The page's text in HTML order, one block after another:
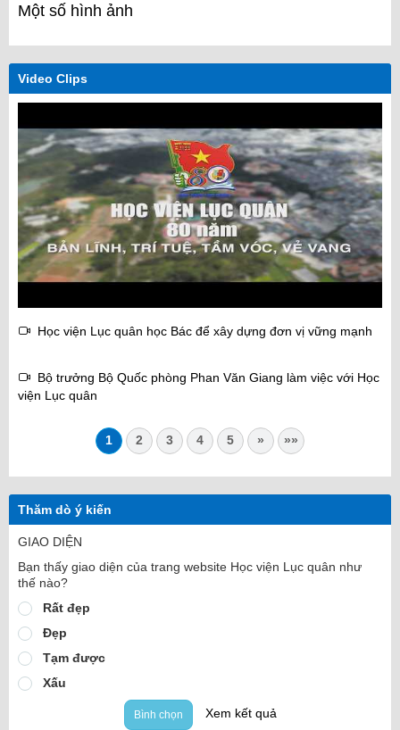
Một số hình ảnh
Video Clips
Học viện Lục quân học Bác để xây dựng đơn vị vững mạnh
Bộ trưởng Bộ Quốc phòng Phan Văn Giang làm việc với Học
viện Lục quân
1 2 3 4 5 » »»
Thăm dò ý kiến
GIAO DIỆN
Bạn thấy giao diện của trang website Học viện Lục quân như
thế nào?
Rất đẹp
Đẹp
Tạm được
Xấu
Bình chọn Xem kết quả